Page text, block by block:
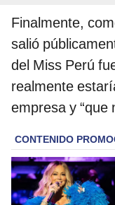
Finalmente,
salió
del Miss Perú
realmente
empresa y “que